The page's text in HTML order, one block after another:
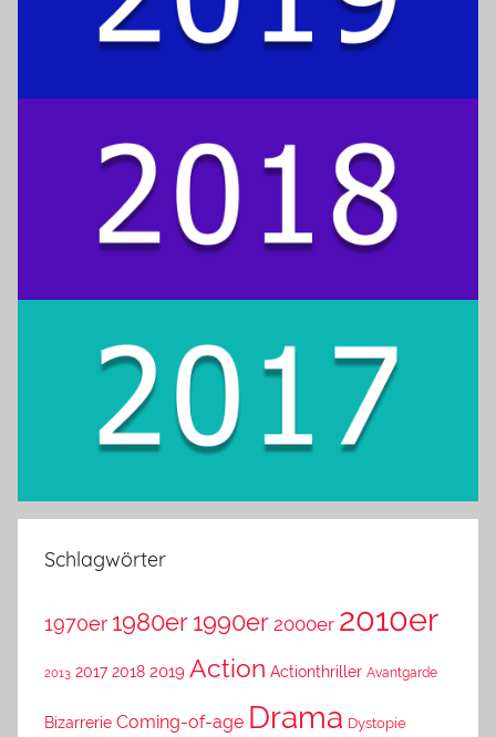
Schlagwörter
1970er 1980er 1990er 2000er 2010er
2013 2017 2018 2019 Action Actionthriller Avantgarde
Bizarrerie Coming-of-age Drama Dystopie